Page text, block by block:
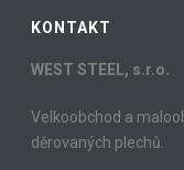
KONTAKT
WEST STEEL, s.r.o.
Velkoobchod a
děrovaných plechů.